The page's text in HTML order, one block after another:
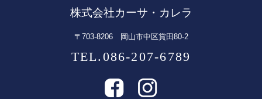
株式会社カーサ・カレラ
〒703-8206 岡山市中区賞田80-2
TEL.086-207-6789